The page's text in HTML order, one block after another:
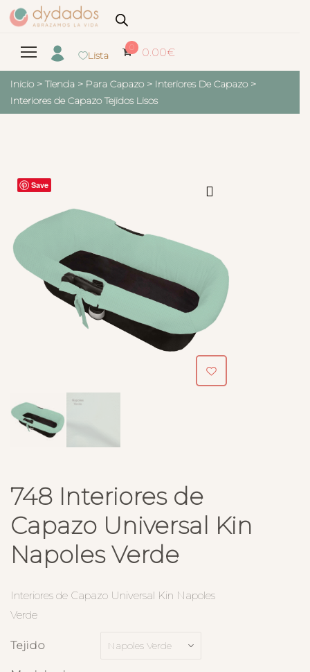
Lista
0 0.00€
Inicio > Tienda > Para Capazo > Interiores De Capazo >
Interiores de Capazo Tejidos Lisos
Save
748 Interiores de
Capazo Universal Kin
Napoles Verde
Interiores de Capazo Universal Kin Napoles
Verde
Tejido